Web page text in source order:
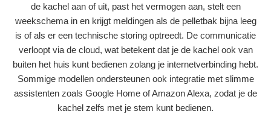
de kachel aan of uit, past het vermogen aan, stelt een
weekschema in en krijgt meldingen als de pelletbak bijna leeg
is of als er een technische storing optreedt. De communicatie
verloopt via de cloud, wat betekent dat je de kachel ook van
buiten het huis kunt bedienen zolang je internetverbinding hebt.
Sommige modellen ondersteunen ook integratie met slimme
assistenten zoals Google Home of Amazon Alexa, zodat je de
kachel zelfs met je stem kunt bedienen.